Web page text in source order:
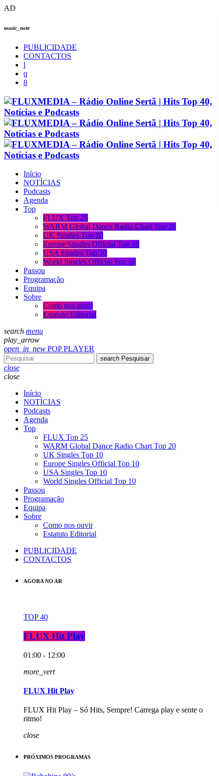
AD
music_note
PUBLICIDADE
CONTACTOS
Início
NOTÍCIAS
Podcasts
Agenda
Top
FLUX Top 25
WARM Global Dance Radio Chart Top 20
UK Singles Top 10
Europe Singles Official Top 10
USA Singles Top 10
World Singles Official Top 10
Passou
Programação
Equipa
Sobre
Como nos ouvir
Estatuto Editorial
search menu
play_arrow
open_in_new POP PLAYER
search Pesquisar
close
close
Início
NOTÍCIAS
Podcasts
Agenda
Top
FLUX Top 25
WARM Global Dance Radio Chart Top 20
UK Singles Top 10
Europe Singles Official Top 10
USA Singles Top 10
World Singles Official Top 10
Passou
Programação
Equipa
Sobre
Como nos ouvir
Estatuto Editorial
PUBLICIDADE
CONTACTOS
AGORA NO AR
TOP 40
FLUX Hit Play
01:00 - 12:00
more_vert
FLUX Hit Play
FLUX Hit Play – Só Hits, Sempre! Carrega play e sente o
ritmo!
close
PRÓXIMOS PROGRAMAS